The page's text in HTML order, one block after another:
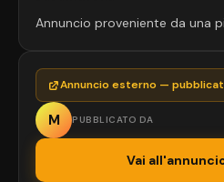
Annuncio proveniente da una
Annuncio esterno —
M PUBBLICATO DA
Vai